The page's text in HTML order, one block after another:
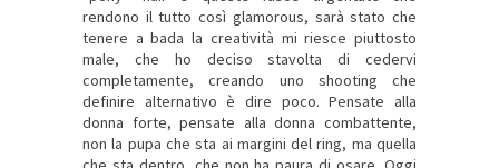
rendono il tutto così glamorous, sarà stato che
tenere a bada la creatività mi riesce piuttosto
male, che ho deciso stavolta di cedervi
completamente, creando uno shooting che
definire alternativo è dire poco. Pensate alla
donna forte, pensate alla donna combattente,
non la pupa che sta ai margini del ring, ma quella